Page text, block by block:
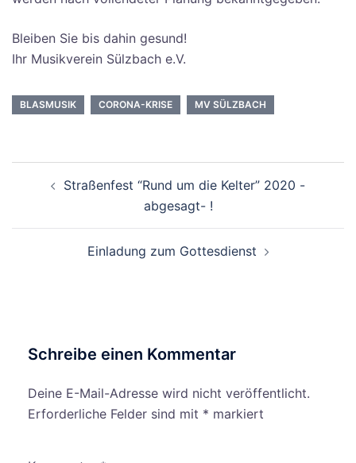
Bleiben Sie bis dahin gesund!
Ihr Musikverein Sülzbach e.V.
BLASMUSIK CORONA-KRISE MV SÜLZBACH
Straßenfest “Rund um die Kelter” 2020 -
abgesagt- !
Einladung zum Gottesdienst
Schreibe einen Kommentar
Deine E-Mail-Adresse wird nicht veröffentlicht.
Erforderliche Felder sind mit * markiert